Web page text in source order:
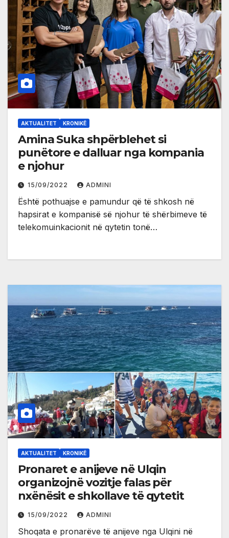
AKTUALITET KRONIKË
Amina Suka shpërblehet si
punëtore e dalluar nga kompania
e njohur
15/09/2022 ADMINI
Është pothuajse e pamundur që të shkosh në
hapsirat e kompanisë së njohur të shërbimeve të
telekomuinkacionit në qytetin tonë…
AKTUALITET KRONIKË
Pronaret e anijeve në Ulqin
organizojnë vozitje falas për
nxënësit e shkollave të qytetit
15/09/2022 ADMINI
Shoqata e pronarëve të anijeve nga Ulqini në